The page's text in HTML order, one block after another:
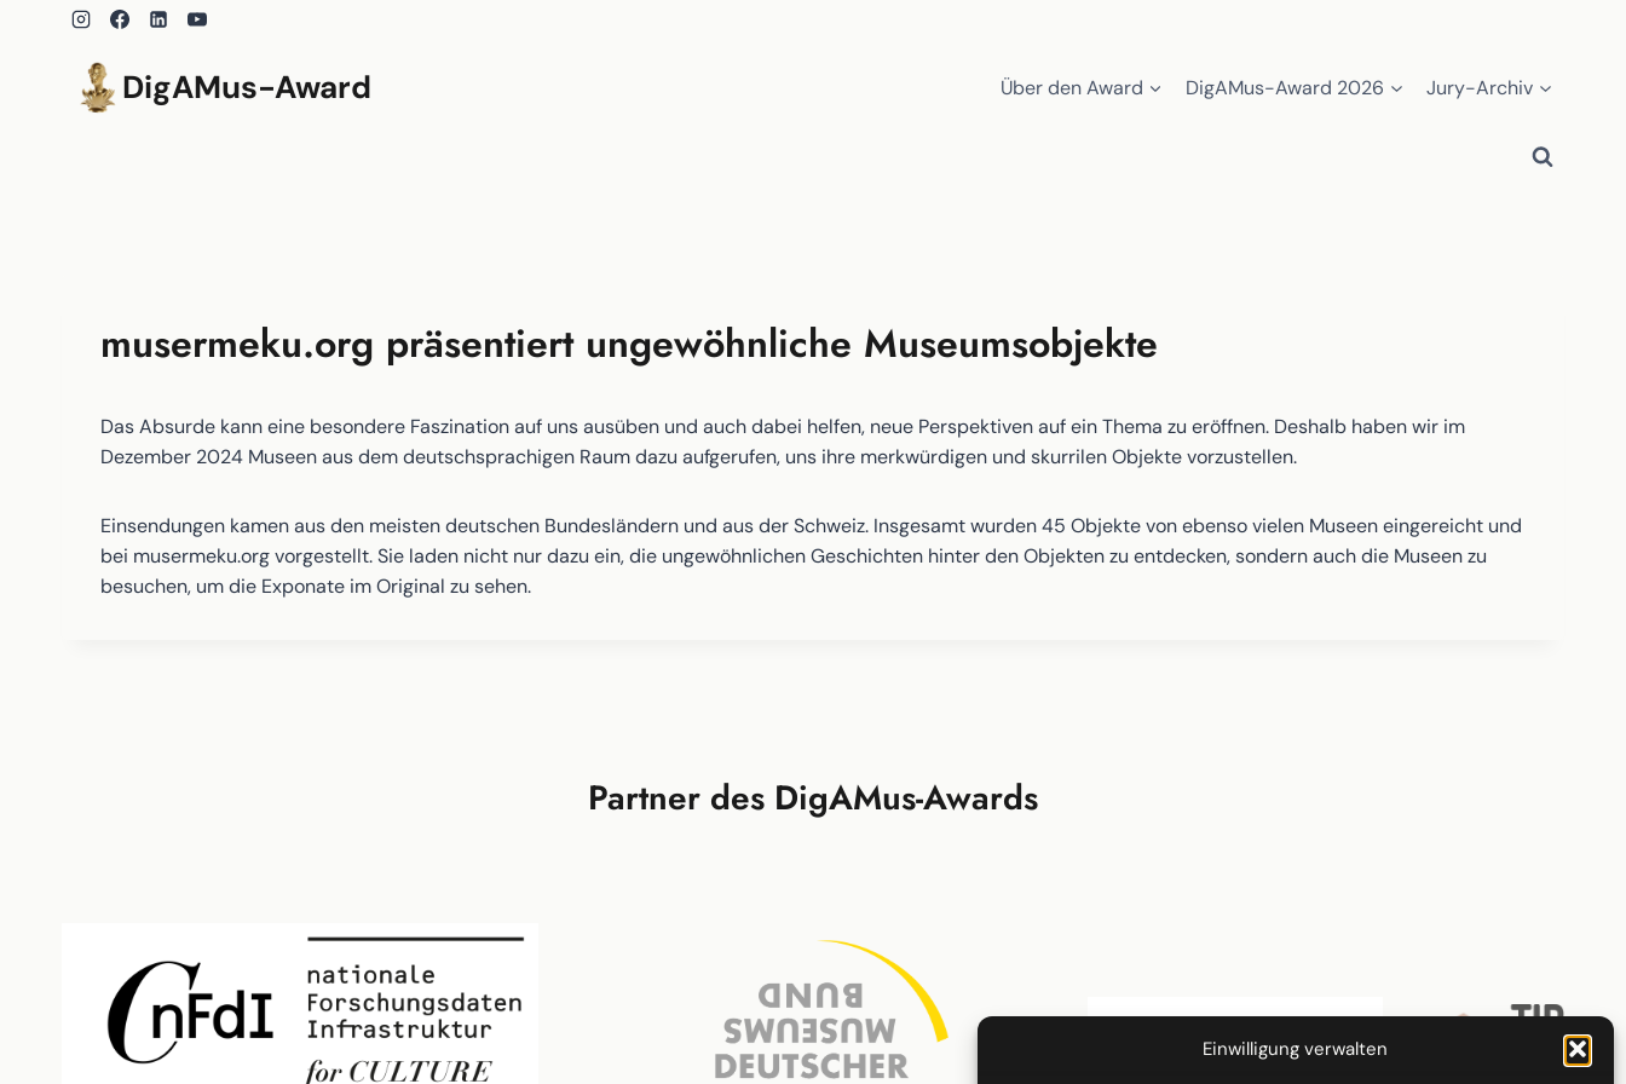
Einwilligung verwalten
DigAMus-Award Über den Award DigAMus-Award 2026 Jury-Archiv
musermeku.org präsentiert ungewöhnliche Museumsobjekte
Das Absurde kann eine besondere Faszination auf uns ausüben und auch dabei helfen, neue Perspektiven auf ein Thema zu eröffnen. Deshalb haben wir im
Dezember 2024 Museen aus dem deutschsprachigen Raum dazu aufgerufen, uns ihre merkwürdigen und skurrilen Objekte vorzustellen.
Einsendungen kamen aus den meisten deutschen Bundesländern und aus der Schweiz. Insgesamt wurden 45 Objekte von ebenso vielen Museen eingereicht und
bei musermeku.org vorgestellt. Sie laden nicht nur dazu ein, die ungewöhnlichen Geschichten hinter den Objekten zu entdecken, sondern auch die Museen zu
besuchen, um die Exponate im Original zu sehen.
Partner des DigAMus-Awards